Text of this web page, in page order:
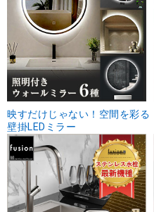
映すだけじゃない！空間を彩る
壁掛LEDミラー